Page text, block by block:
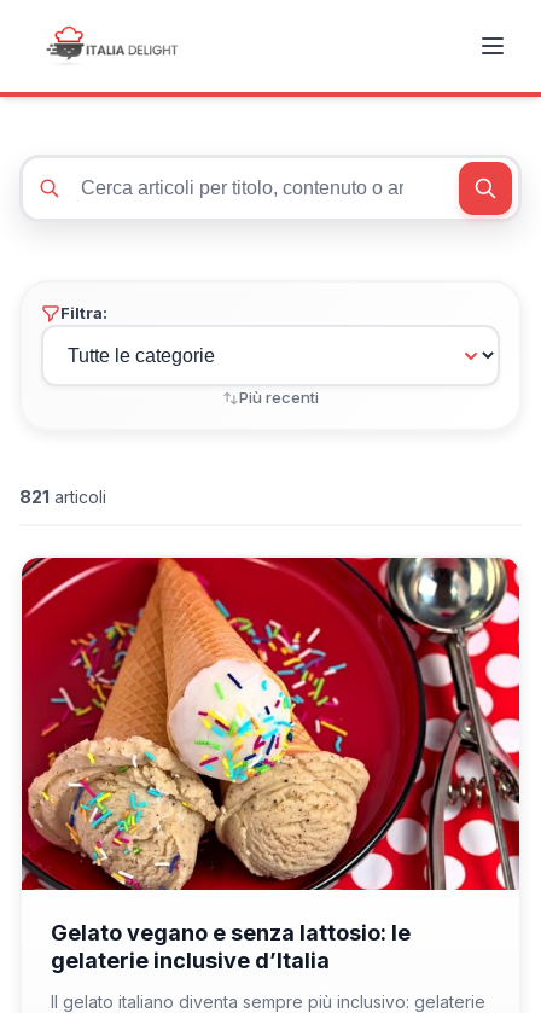
Filtra:
Più recenti
821 articoli
Gelato vegano e senza lattosio: le
gelaterie inclusive d’Italia
Il gelato italiano diventa sempre più inclusivo: gelaterie